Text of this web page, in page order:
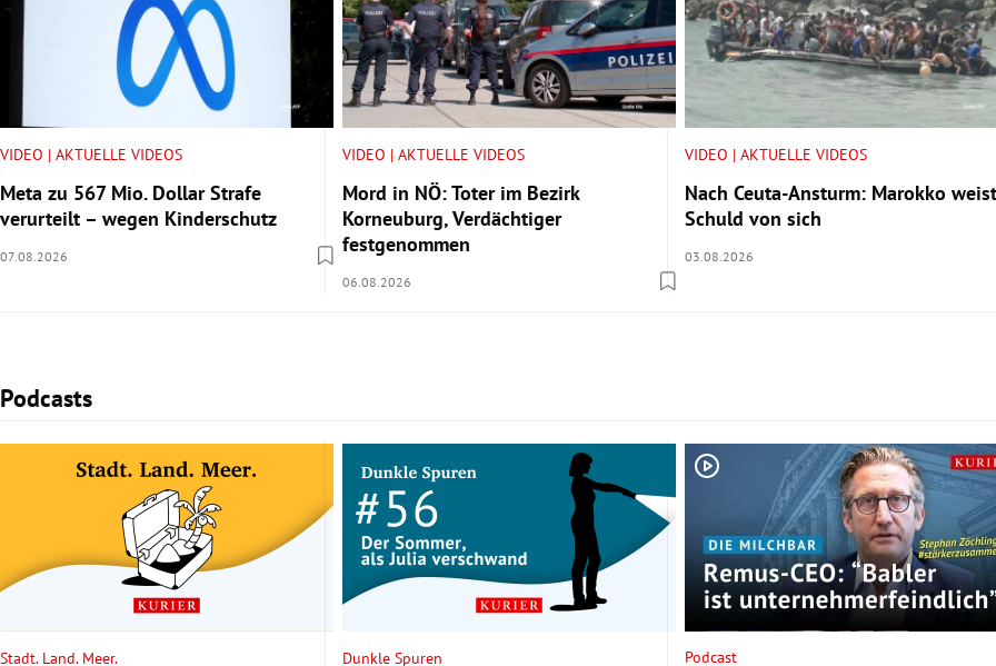
VIDEO | AKTUELLE VIDEOS
Meta zu 567 Mio. Dollar Strafe
verurteilt – wegen Kinderschutz
07.08.2026
VIDEO | AKTUELLE VIDEOS
Mord in NÖ: Toter im Bezirk
Korneuburg, Verdächtiger
festgenommen
06.08.2026
VIDEO | AKTUELLE VIDEOS
Nach Ceuta-Ansturm: Marokko weist
Schuld von sich
03.08.2026
Podcasts
Slide 1 von 2
Stadt. Land. Meer. Dunkle Spuren Podcast